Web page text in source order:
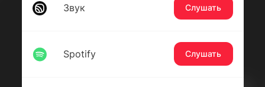
Звук Слушать
Spotify Слушать